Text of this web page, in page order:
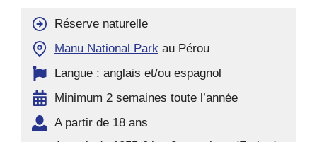
Réserve naturelle
Manu National Park au Pérou
Langue : anglais et/ou espagnol
Minimum 2 semaines toute l’année
A partir de 18 ans